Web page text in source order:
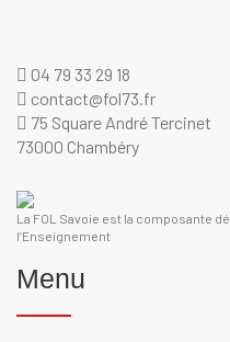
04 79 33 29 18
contact@fol73.fr
75 Square André Tercinet
73000 Chambéry
La FOL Savoie est la composante
l’Enseignement
Menu